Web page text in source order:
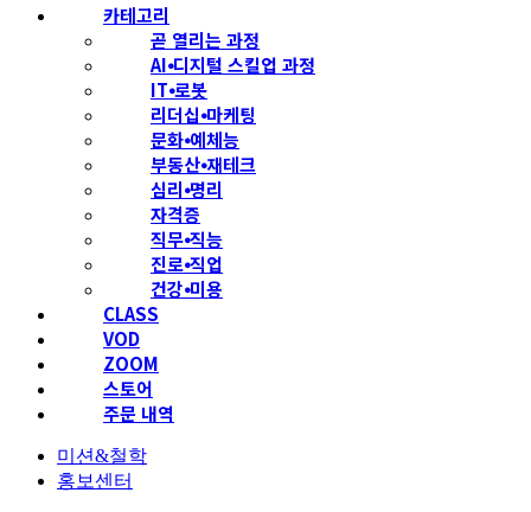
카테고리
곧 열리는 과정
AI⦁디지털 스킬업 과정
IT⦁로봇
리더십⦁마케팅
문화⦁예체능
부동산⦁재테크
심리⦁명리
자격증
직무⦁직능
진로⦁직업
건강⦁미용
CLASS
VOD
ZOOM
스토어
주문 내역
미션&철학
홍보센터